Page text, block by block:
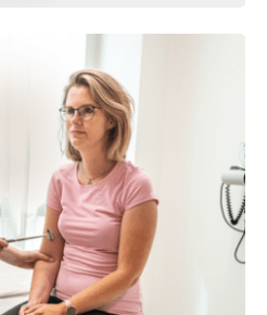
over vele landen.
en
daardoor vaak versnipperd.